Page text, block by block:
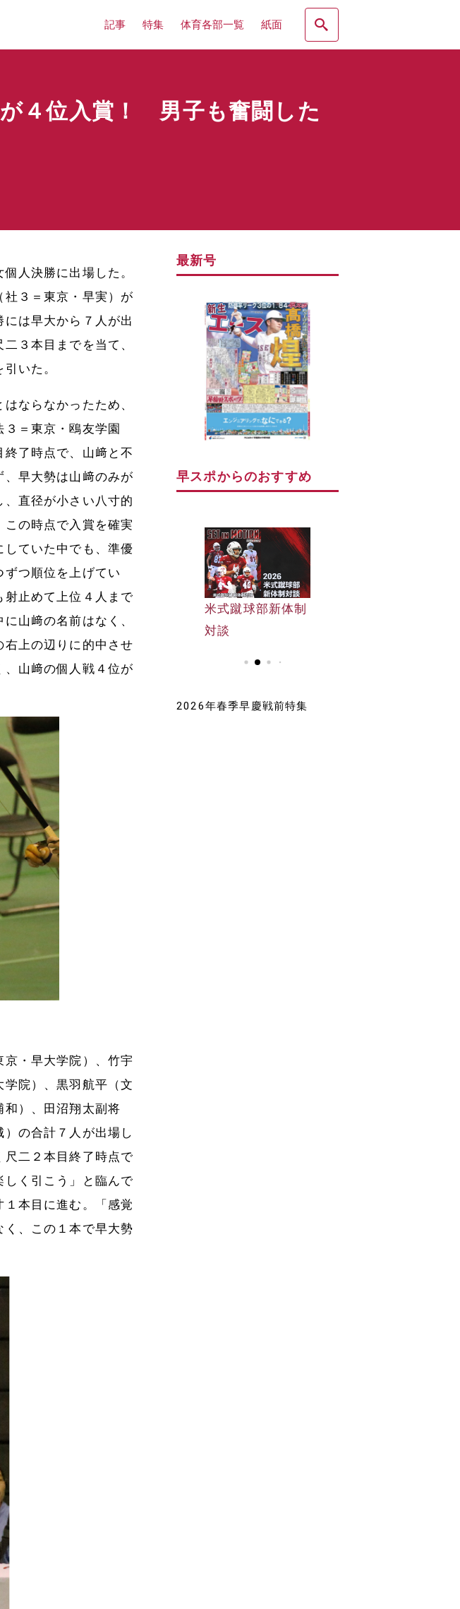
記事 特集 体育各部一覧 紙面
４位入賞！ 男子も奮闘した
人決勝に出場した。
３＝東京・早実）が
は早大から７人が出
３本目までを当て、
いた。
ならなかったため、
＝東京・鴎友学園
了時点で、山﨑と不
早大勢は山﨑のみが
直径が小さい八寸的
の時点で入賞を確実
ていた中でも、準優
つ順位を上げてい
射止めて上位４人まで
山﨑の名前はなく、
上の辺りに的中させ
山﨑の個人戦４位が
・早大学院）、竹宇
院）、黒羽航平（文
）、田沼翔太副将
）の合計７人が出場し
二２本目終了時点で
く引こう」と臨んで
本目に進む。「感覚
、この１本で早大勢
最新号
早スポからのおすすめ
早大野球部選手名
鑑
米式蹴球部新体制
対談
早大野球部選手名
鑑
2026年春季早慶戦前特集